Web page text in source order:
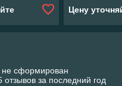
Цену
не сформирован
за последний год